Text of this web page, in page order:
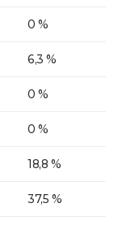
0 %
6,3 %
0 %
0 %
18,8 %
37,5 %